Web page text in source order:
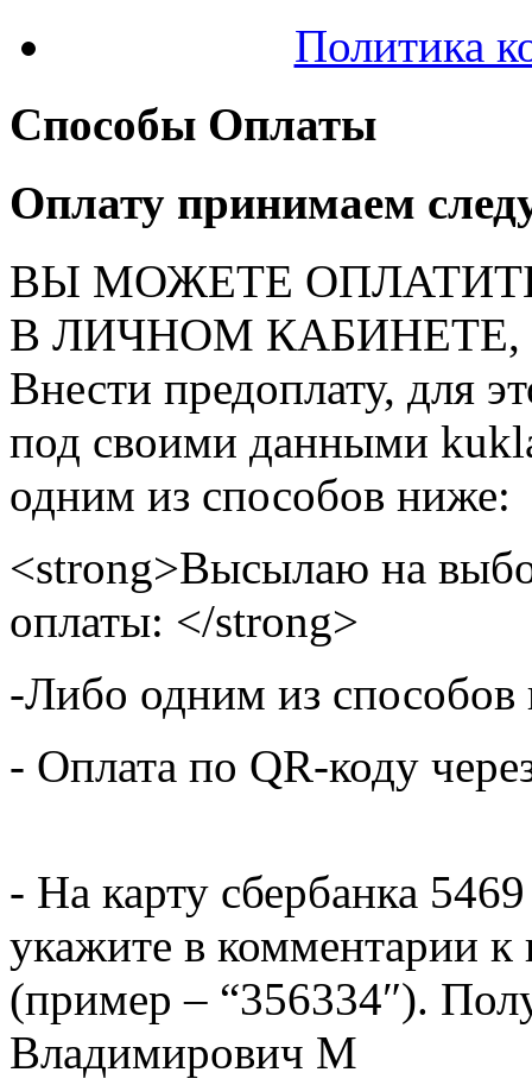
Политика
Способы Оплаты
Оплату принимаем
ВЫ МОЖЕТЕ
В ЛИЧНОМ КАБИНЕТЕ,
Внести предоплату, для
под своими данными
одним из способов ниже:
<strong>Высылаю на
оплаты: </strong>
-Либо одним из
- Оплата по QR-коду
- На карту сбербанка
укажите в комментарии к
(пример – “356334″).
Владимирович М